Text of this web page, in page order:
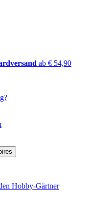
ab € 54,90
Hobby-Gärtner